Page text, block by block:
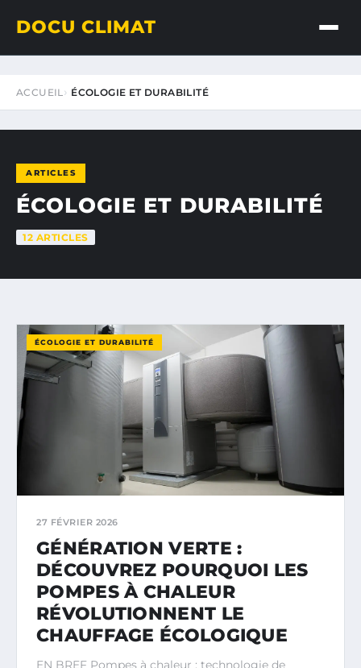
DOCU CLIMAT
ACCUEIL ÉCOLOGIE ET DURABILITÉ
ARTICLES
ÉCOLOGIE ET DURABILITÉ
12 ARTICLES
ÉCOLOGIE ET DURABILITÉ
27 FÉVRIER 2026
GÉNÉRATION VERTE :
DÉCOUVREZ POURQUOI LES
POMPES À CHALEUR
RÉVOLUTIONNENT LE
CHAUFFAGE ÉCOLOGIQUE
EN BREF Pompes à chaleur : technologie de